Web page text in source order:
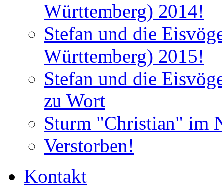
Württemberg) 2014!
Stefan und die
Württemberg) 2015!
Stefan und die
zu Wort
Sturm "Christian" im
Verstorben!
Kontakt